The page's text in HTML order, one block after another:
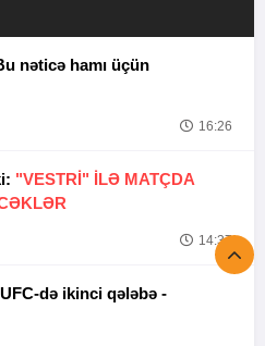
nəticə hamı üçün
16:26
"VESTRİ" İLƏ MATÇDA
14:37
Tofiq Musayevdən UFC-də ikinci qələbə -